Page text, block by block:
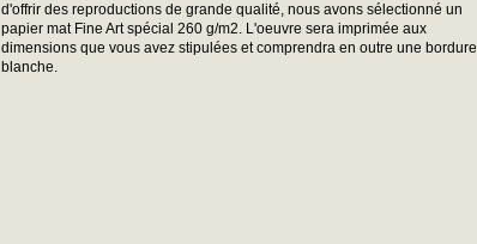
d'offrir des reproductions de grande qualité, nous avons sélectionné un
papier mat Fine Art spécial 260 g/m2. L'oeuvre sera imprimée aux
dimensions que vous avez stipulées et comprendra en outre une bordure
blanche.